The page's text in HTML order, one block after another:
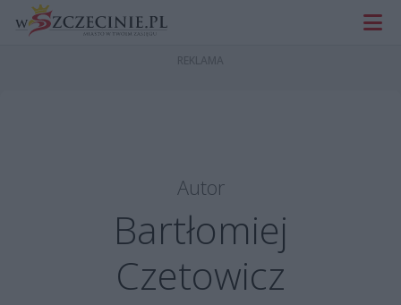
Autor
Bartłomiej
Czetowicz